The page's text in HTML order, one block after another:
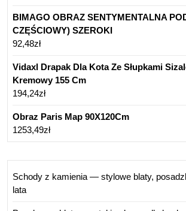
BIMAGO OBRAZ SENTYMENTALNA
CZĘŚCIOWY) SZEROKI
92,48zł
Vidaxl Drapak Dla Kota Ze Słupkami
Kremowy 155 Cm
194,24zł
Obraz Paris Map 90X120Cm
1253,49zł
Schody z kamienia — stylowe blaty,
lata